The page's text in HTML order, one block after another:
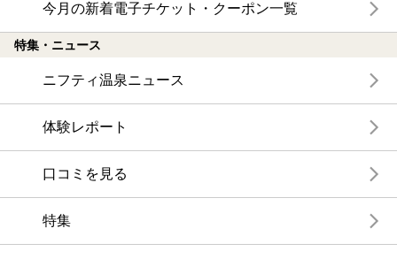
今月の新着電子チケット・クーポン一覧
特集・ニュース
ニフティ温泉ニュース
体験レポート
口コミを見る
特集